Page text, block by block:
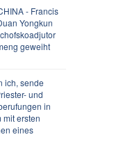
- Francis
Yongkun
geweiht
ich, sende
und
in
mit ersten
eines